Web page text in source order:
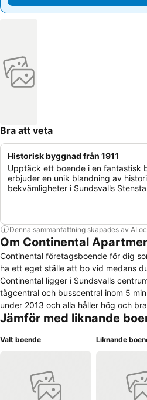
Bra att veta
Historisk byggnad från 1911
Upptäck ett boende i en fantastisk
erbjuder en unik blandning av
bekvämligheter i Sundsvalls
Denna sammanfattning skapades av AI
Om Continental
Continental företagsboende för dig
ha ett eget ställe att bo vid medans
Continental ligger i Sundsvalls
tågcentral och busscentral inom 5 minuter. Våra rum är
under 2013 och alla håller hög och
egen helkaklad dusch/WC, trådlöst
en gång i veckan då även sängkläder
vill laga din mat finns ett
Jämför med liknande
Valt boende Liknande